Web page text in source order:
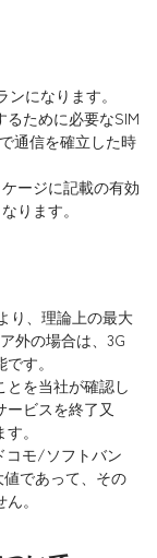
になります。
ために必要なSIM
通信を確立した時
ージに記載の有効
ります。
り、理論上の最大
外の場合は、3G
す。
とを当社が確認し
ービスを終了又
。
コモ/ソフトバン
であって、その
。